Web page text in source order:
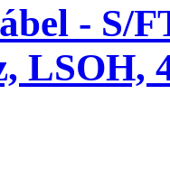
- S/
LSOH,